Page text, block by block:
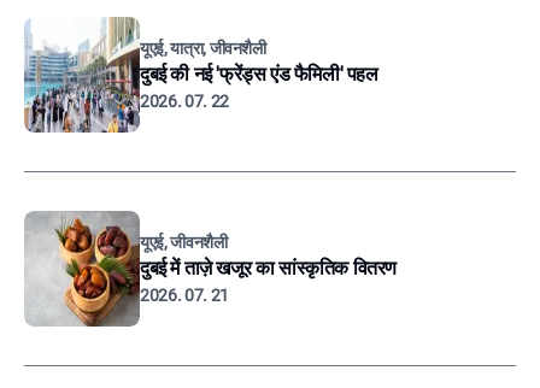
यूएई, यात्रा, जीवनशैली
दुबई की नई 'फ्रेंड्स एंड फैमिली' पहल
2026. 07. 22
यूएई, जीवनशैली
दुबई में ताज़े खजूर का सांस्कृतिक वितरण
2026. 07. 21